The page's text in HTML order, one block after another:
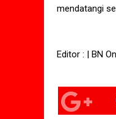
mendatangi
Editor : | BN